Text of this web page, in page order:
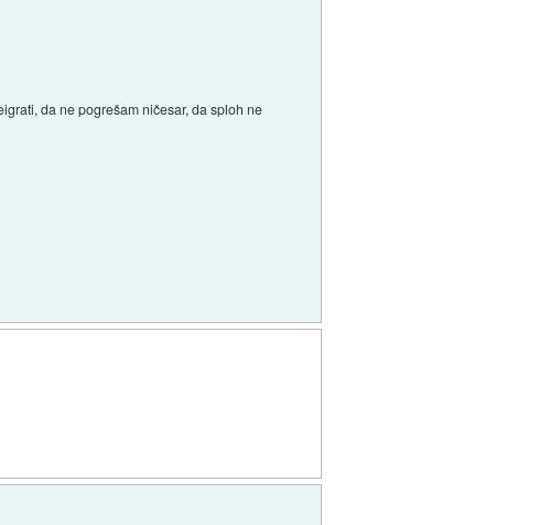
da ne pogrešam ničesar, da sploh ne